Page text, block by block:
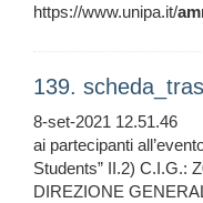
https://www.unipa.it/
139.
8-set-2021 12.51.46
ai partecipanti
Students” II.2) C.I.G.:
DIREZIONE